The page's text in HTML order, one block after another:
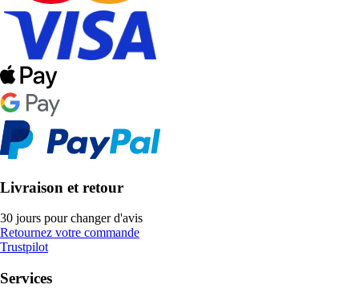
Livraison et retour
30 jours pour changer d'avis
Retournez votre commande
Trustpilot
Services